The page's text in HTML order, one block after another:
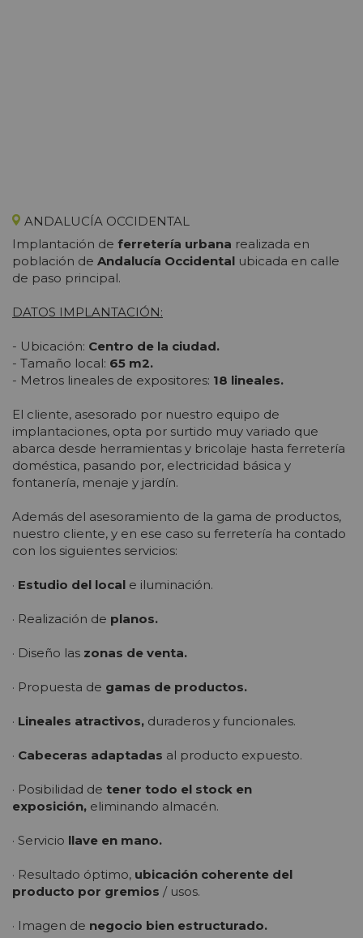
ANDALUCÍA OCCIDENTAL
Implantación de ferretería urbana realizada en
población de Andalucía Occidental ubicada en calle
de paso principal.
DATOS IMPLANTACIÓN:
- Ubicación: Centro de la ciudad.
- Tamaño local: 65 m2.
- Metros lineales de expositores: 18 lineales.
El cliente, asesorado por nuestro equipo de
implantaciones, opta por surtido muy variado que
abarca desde herramientas y bricolaje hasta ferretería
doméstica, pasando por, electricidad básica y
fontanería, menaje y jardín.
Además del asesoramiento de la gama de productos,
nuestro cliente, y en ese caso su ferretería ha contado
con los siguientes servicios:
· Estudio del local e iluminación.
· Realización de planos.
· Diseño las zonas de venta.
· Propuesta de gamas de productos.
· Lineales atractivos, duraderos y funcionales.
· Cabeceras adaptadas al producto expuesto.
· Posibilidad de tener todo el stock en
exposición, eliminando almacén.
· Servicio llave en mano.
· Resultado óptimo, ubicación coherente del
producto por gremios / usos.
· Imagen de negocio bien estructurado.